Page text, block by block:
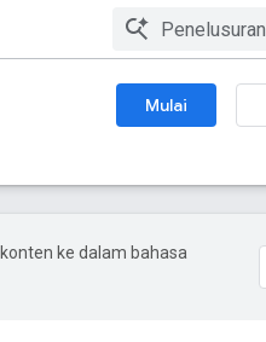
Mulai
ke dalam bahasa